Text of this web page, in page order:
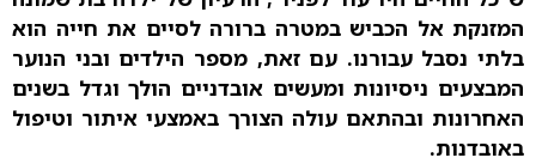
המזנקת אל הכביש במטרה ברורה לסיים את חייה הוא
בלתי נסבל עבורנו. עם זאת, מספר הילדים ובני הנוער
המבצעים ניסיונות ומעשים אובדניים הולך וגדל בשנים
האחרונות ובהתאם עולה הצורך באמצעי איתור וטיפול
באובדנות.